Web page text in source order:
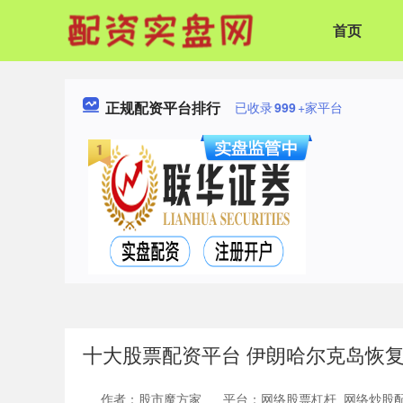
首页
正规配资平台排行 已收录999+家平台
十大股票配资平台 伊朗哈尔克岛恢
作者：股市魔方家 平台：网络股票杠杆_网络炒股